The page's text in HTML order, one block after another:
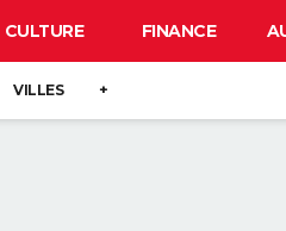
CULTURE FINANCE
VILLES +